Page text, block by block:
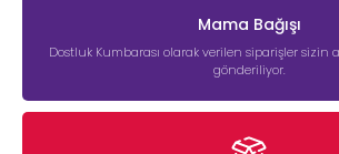
Mama Bağışı
Dostluk Kumbarası olarak verilen siparişler sizin
gönderiliyor.